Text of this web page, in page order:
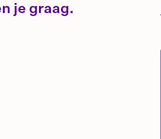
je graag.